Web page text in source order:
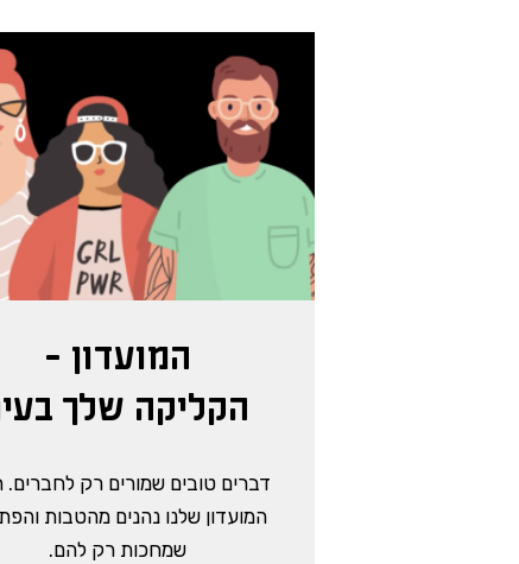
המועדון -
הקליקה שלך
דברים טובים שמורים רק לחברים.
המועדון שלנו נהנים מהטבות
שמחכות רק להם.